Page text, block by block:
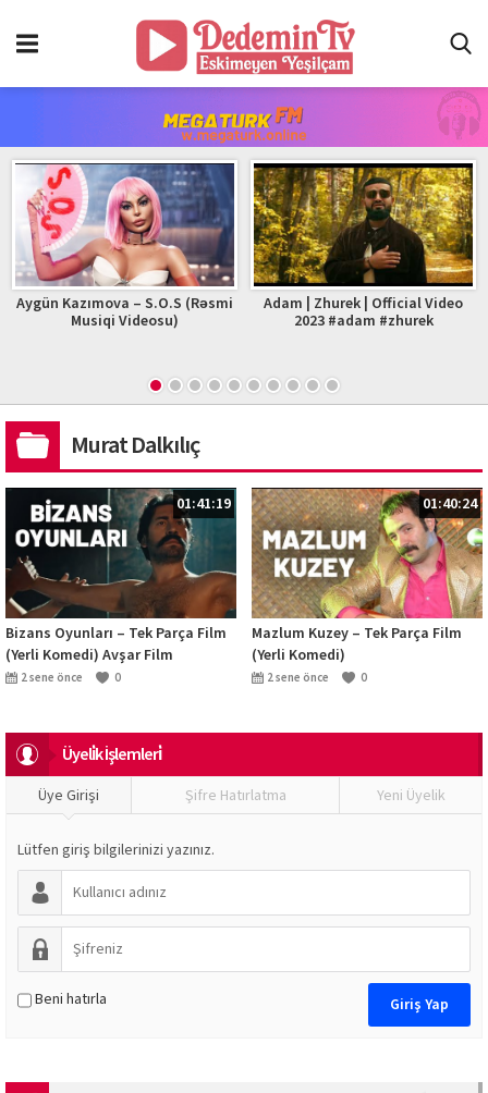
Aygün Kazımova – S.O.S (Rəsmi
Musiqi Videosu)
Adam | Zhurek | Official Video
2023 #adam #zhurek
Murat Dalkılıç
01:41:19
Bizans Oyunları – Tek Parça Film
(Yerli Komedi) Avşar Film
2 sene önce 0
01:40:24
Mazlum Kuzey – Tek Parça Film
(Yerli Komedi)
2 sene önce 0
Üyeli̇k İşlemleri̇
Üye Girişi Şifre Hatırlatma Yeni Üyelik
Lütfen giriş bilgilerinizi yazınız.
Beni hatırla